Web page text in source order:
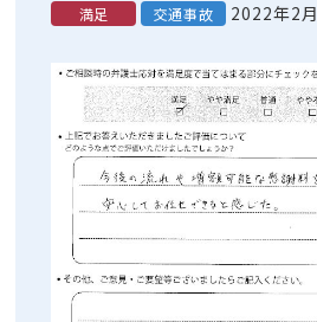
満足 交通事故 2022年2月